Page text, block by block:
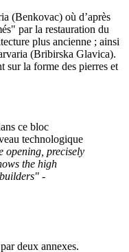
(Benkovac) où d’après
par la restauration du
plus ancienne ; ainsi
(Bribirska Glavica).
sur la forme des pierres et
ce bloc
technologique
opening, precisely
the high
-
deux annexes.